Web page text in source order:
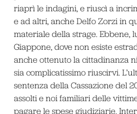
riaprì le indagini, e riuscì a
e ad altri, anche Delfo Zorzi in
materiale della strage. Ebbene,
Giappone, dove non esiste
anche ottenuto la cittadinanza
sia complicatissimo riuscirvi.
sentenza della Cassazione del
assolti e noi familiari delle
pagare le spese giudiziarie.